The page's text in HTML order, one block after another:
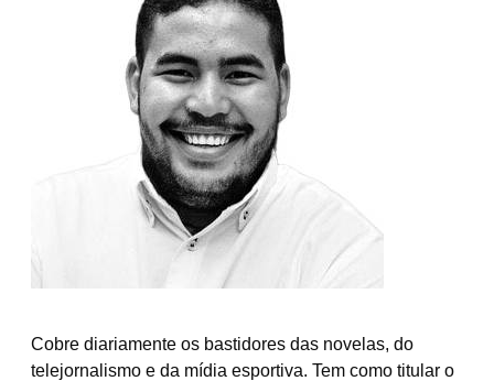
Cobre diariamente os bastidores das novelas, do
telejornalismo e da mídia esportiva. Tem como titular o